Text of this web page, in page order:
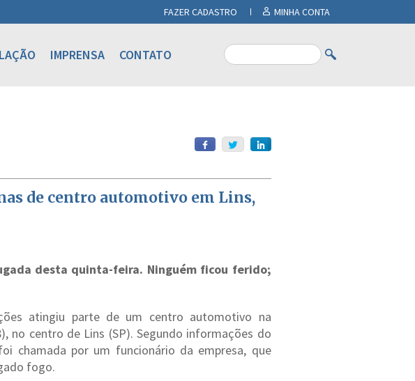
FAZER CADASTRO MINHA CONTA
IMPRENSA CONTATO
de centro automotivo em Lins,
desta quinta-feira. Ninguém ficou ferido;
atingiu parte de um centro automotivo na
no centro de Lins (SP). Segundo informações do
chamada por um funcionário da empresa, que
fogo.